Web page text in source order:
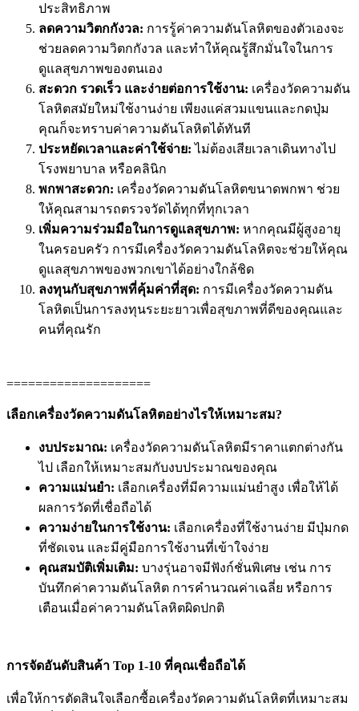
ประสิทธิภาพ
ลดความวิตกกังวล: การรู้ค่าความดันโลหิตของตัวเองจะ
ช่วยลดความวิตกกังวล และทำให้คุณรู้สึกมั่นใจในการ
ดูแลสุขภาพของตนเอง
สะดวก รวดเร็ว และง่ายต่อการใช้งาน: เครื่องวัดความดัน
โลหิตสมัยใหม่ใช้งานง่าย เพียงแค่สวมแขนและกดปุ่ม
คุณก็จะทราบค่าความดันโลหิตได้ทันที
ประหยัดเวลาและค่าใช้จ่าย: ไม่ต้องเสียเวลาเดินทางไป
โรงพยาบาล หรือคลินิก
พกพาสะดวก: เครื่องวัดความดันโลหิตขนาดพกพา ช่วย
ให้คุณสามารถตรวจวัดได้ทุกที่ทุกเวลา
เพิ่มความร่วมมือในการดูแลสุขภาพ: หากคุณมีผู้สูงอายุ
ในครอบครัว การมีเครื่องวัดความดันโลหิตจะช่วยให้คุณ
ดูแลสุขภาพของพวกเขาได้อย่างใกล้ชิด
ลงทุนกับสุขภาพที่คุ้มค่าที่สุด: การมีเครื่องวัดความดัน
โลหิตเป็นการลงทุนระยะยาวเพื่อสุขภาพที่ดีของคุณและ
คนที่คุณรัก
====================
เลือกเครื่องวัดความดันโลหิตอย่างไรให้เหมาะสม?
งบประมาณ: เครื่องวัดความดันโลหิตมีราคาแตกต่างกัน
ไป เลือกให้เหมาะสมกับงบประมาณของคุณ
ความแม่นยำ: เลือกเครื่องที่มีความแม่นยำสูง เพื่อให้ได้
ผลการวัดที่เชื่อถือได้
ความง่ายในการใช้งาน: เลือกเครื่องที่ใช้งานง่าย มีปุ่มกด
ที่ชัดเจน และมีคู่มือการใช้งานที่เข้าใจง่าย
คุณสมบัติเพิ่มเติม: บางรุ่นอาจมีฟังก์ชั่นพิเศษ เช่น การ
บันทึกค่าความดันโลหิต การคำนวณค่าเฉลี่ย หรือการ
เตือนเมื่อค่าความดันโลหิตผิดปกติ
การจัดอันดับสินค้า Top 1-10 ที่คุณเชื่อถือได้
เพื่อให้การตัดสินใจเลือกซื้อเครื่องวัดความดันโลหิตที่เหมาะสม